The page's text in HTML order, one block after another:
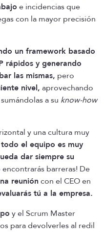
e incidencias que
con la mayor precisión
un framework basado
rápidos y generando
las mismas, pero
nivel, aprovechando
a su know-how
y una cultura muy
el equipo es muy
dar siempre su
encontrarás barreras! De
reunión con el CEO en
tú a la empresa.
y el Scrum Master
para devolverles al redil